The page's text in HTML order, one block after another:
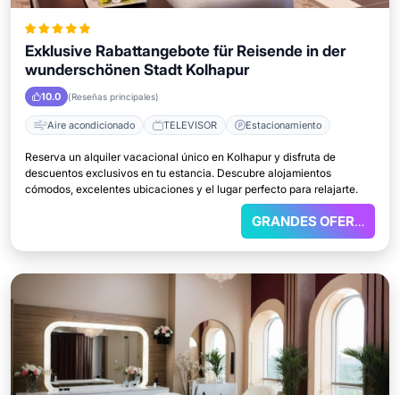
Exklusive Rabattangebote für Reisende in der
wunderschönen Stadt Kolhapur
10.0 (Reseñas principales)
Aire acondicionado TELEVISOR Estacionamiento
Reserva un alquiler vacacional único en Kolhapur y disfruta de
descuentos exclusivos en tu estancia. Descubre alojamientos
cómodos, excelentes ubicaciones y el lugar perfecto para relajarte.
GRANDES OFERTAS